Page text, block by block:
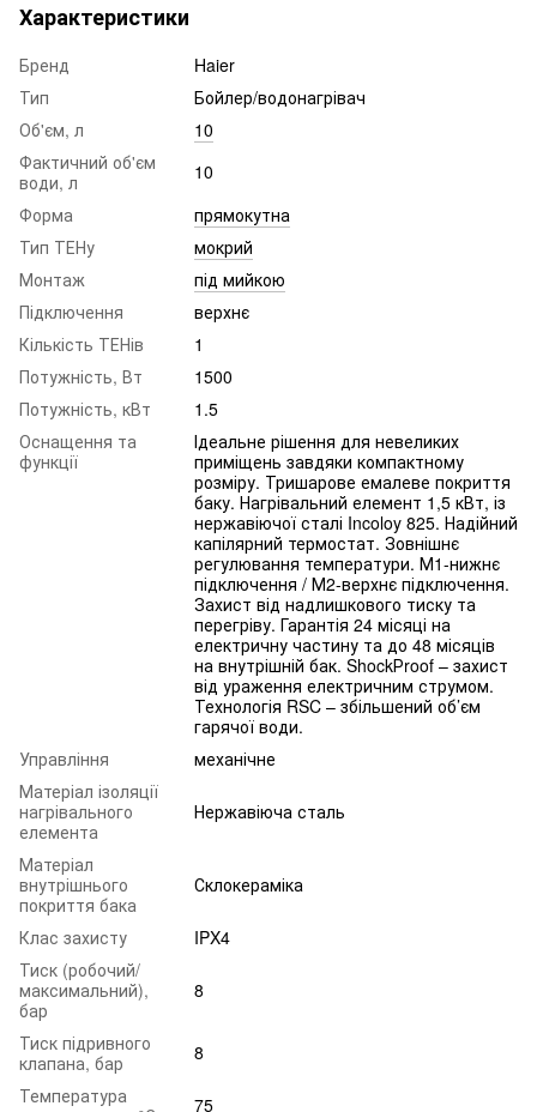
Характеристики
Бренд
Haier
Тип
Бойлер/водонагрівач
Об'єм, л
10
Фактичний об'єм
води, л
10
Форма
прямокутна
Тип ТЕНу
мокрий
Монтаж
під мийкою
Підключення
верхнє
Кількість ТЕНів
1
Потужність, Вт
1500
Потужність, кВт
1.5
Оснащення та
функції
Ідеальне рішення для невеликих
приміщень завдяки компактному
розміру. Тришарове емалеве покриття
баку. Нагрівальний елемент 1,5 кВт, із
нержавіючої сталі Incoloy 825. Надійний
капілярний термостат. Зовнішнє
регулювання температури. М1-нижнє
підключення / М2-верхнє підключення.
Захист від надлишкового тиску та
перегріву. Гарантія 24 місяці на
електричну частину та до 48 місяців
на внутрішній бак. ShockРroof – захист
від ураження електричним струмом.
Технологія RSC – збільшений об’єм
гарячої води.
Управління
механічне
Матеріал ізоляції
нагрівального
елемента
Нержавіюча сталь
Матеріал
внутрішнього
покриття бака
Склокераміка
Клас захисту
IPX4
Тиск (робочий/
максимальний),
бар
8
Тиск підривного
клапана, бар
8
Температура
75